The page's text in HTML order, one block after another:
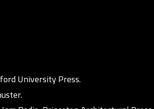
University Press.